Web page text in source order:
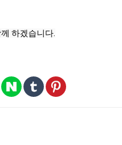
하겠습니다.